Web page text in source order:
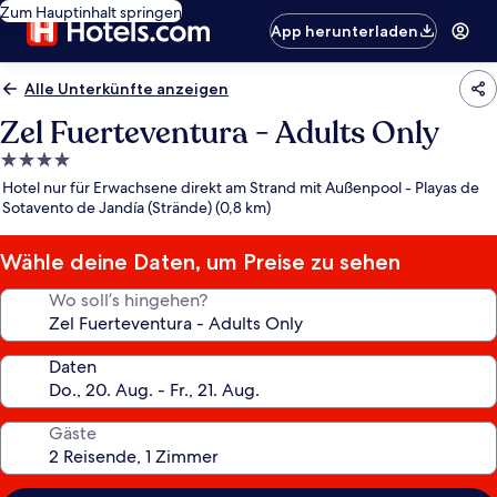
Zum Hauptinhalt springen
App herunterladen
Alle Unterkünfte anzeigen
Zel Fuerteventura - Adults Only
4.0-
Sterne-
Unterkunft
Hotel nur für Erwachsene direkt am Strand mit Außenpool - Playas de
Sotavento de Jandía (Strände) (0,8 km)
Wähle deine Daten, um Preise zu sehen
Wo soll’s hingehen?
Daten
Gäste